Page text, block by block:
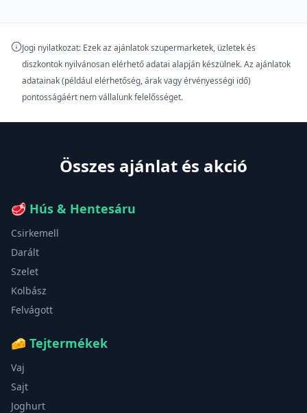
Jogi nyilatkozat: Ezek az ajánlatok szupermarketek, üzletek és
diszkontok nyilvánosan elérhető adatai alapján készülnek. Az ajánlatok
adatainak (például elérhetőség, árak vagy érvényességi idő)
pontosságáért nem vállalunk felelősséget.
Összes ajánlat és akció
🥩 Hús & Hentesáru
Csirkemell
Darált
Szelet
Kolbász
Felvágott
🧀 Tejtermékek
Vaj
Sajt
Joghurt